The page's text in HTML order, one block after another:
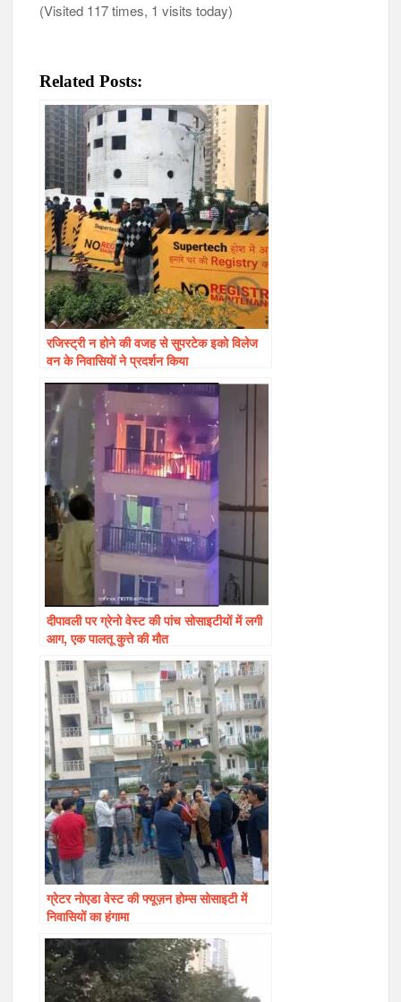
(Visited 117 times, 1 visits today)
Related Posts:
रजिस्ट्री न होने की वजह से सुपरटेक इको विलेज
वन के निवासियों ने प्रदर्शन किया
दीपावली पर ग्रेनो वेस्ट की पांच सोसाइटीयों में लगी
आग, एक पालतू कुत्ते की मौत
ग्रेटर नोएडा वेस्ट की फ्यूज़न होम्स सोसाइटी में
निवासियों का हंगामा